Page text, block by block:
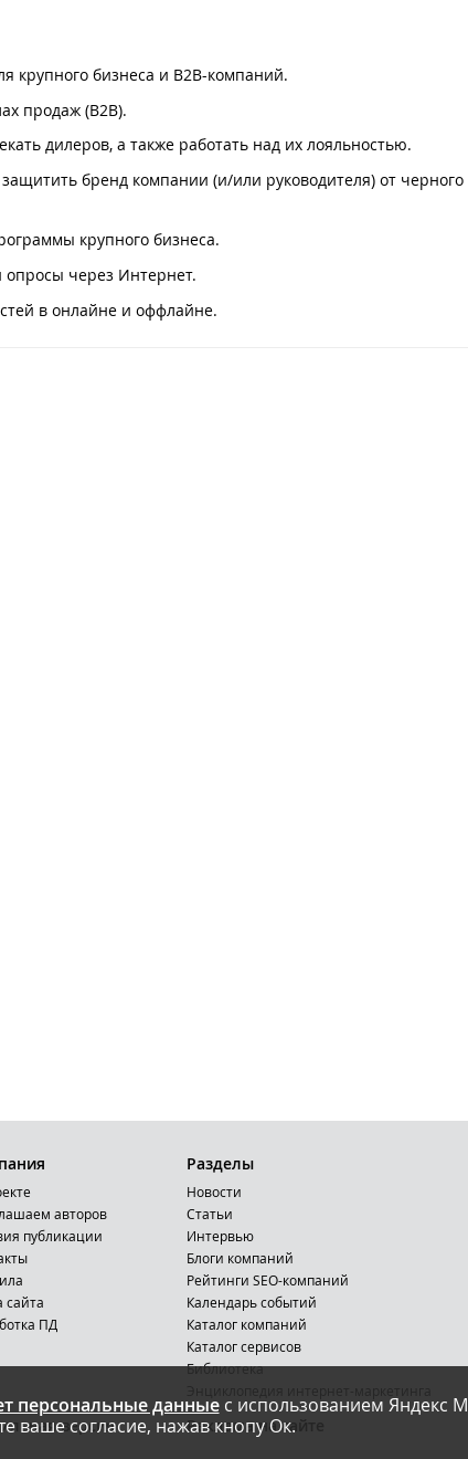
крупного бизнеса и B2B-компаний.
продаж (B2B).
дилеров, а также работать над их лояльностью.
бренд компании (и/или руководителя) от черного
крупного бизнеса.
опросы через Интернет.
в онлайне и оффлайне.
персональные данныес использованием Яндекс
ваше согласие, нажав кнопу Ок.
авторов
публикации
сайта
ПД
версия
Разделы
Новости
Статьи
Интервью
Блоги компаний
Рейтинги SEO-компаний
Календарь событий
Каталог компаний
Каталог сервисов
Библиотека
Реклама на сайте